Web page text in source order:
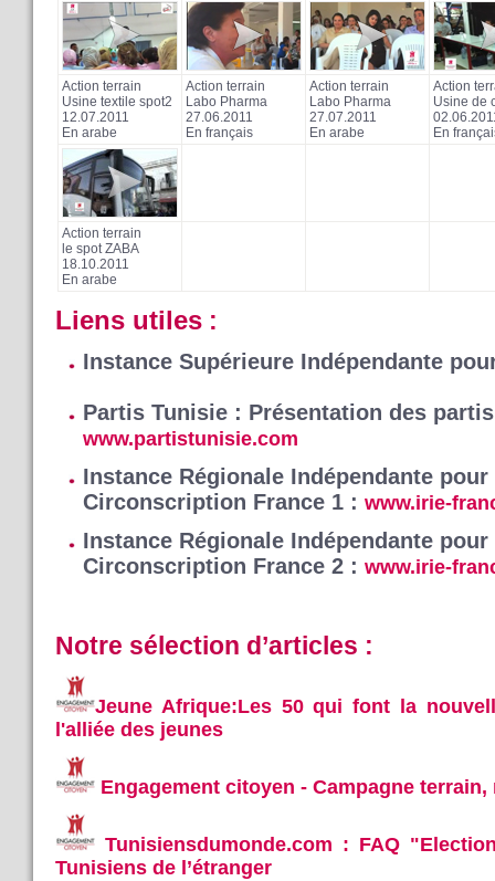
Action terrain
Usine textile spot2
12.07.2011
En arabe
Action terrain
Labo Pharma
27.06.2011
En français
Action terrain
Labo Pharma
27.07.2011
En arabe
Action
Usine de
En
Action terrain
le spot ZABA
18.10.2011
En arabe
Liens utiles :
Instance Supérieure Indépendante
Partis Tunisie : Présentation des
www.partistunisie.com
Instance Régionale Indépendante
Circonscription France 1 : www.irie-
Instance Régionale Indépendante
Circonscription France 2 : www.irie-
Notre sélection d’articles :
Jeune Afrique:Les 50 qui font la
l'alliée des jeunes
Engagement citoyen - Campagne
Tunisiensdumonde.com : FAQ
Tunisiens de l’étranger